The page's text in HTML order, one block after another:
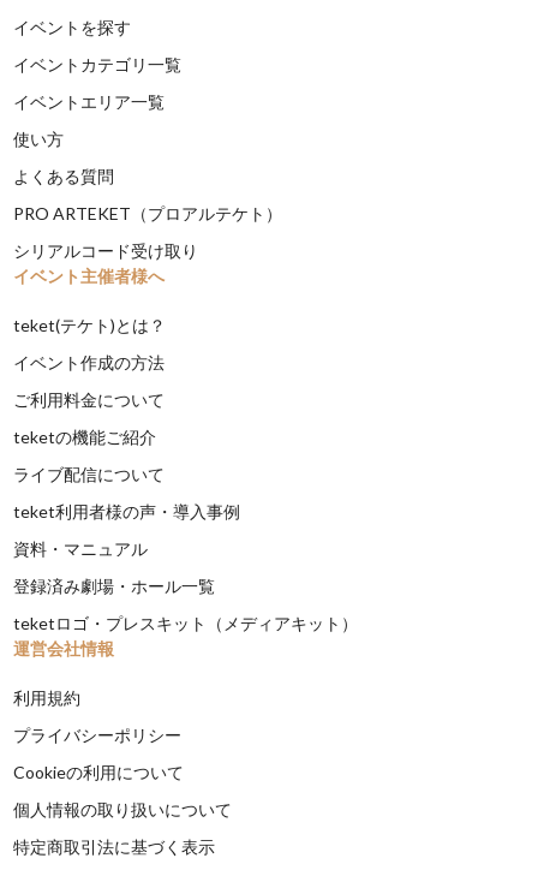
イベントを探す
イベントカテゴリ一覧
イベントエリア一覧
使い方
よくある質問
PRO ARTEKET（プロアルテケト）
シリアルコード受け取り
イベント主催者様へ
teket(テケト)とは？
イベント作成の方法
ご利用料金について
teketの機能ご紹介
ライブ配信について
teket利用者様の声・導入事例
資料・マニュアル
登録済み劇場・ホール一覧
teketロゴ・プレスキット（メディアキット）
運営会社情報
利用規約
プライバシーポリシー
Cookieの利用について
個人情報の取り扱いについて
特定商取引法に基づく表示